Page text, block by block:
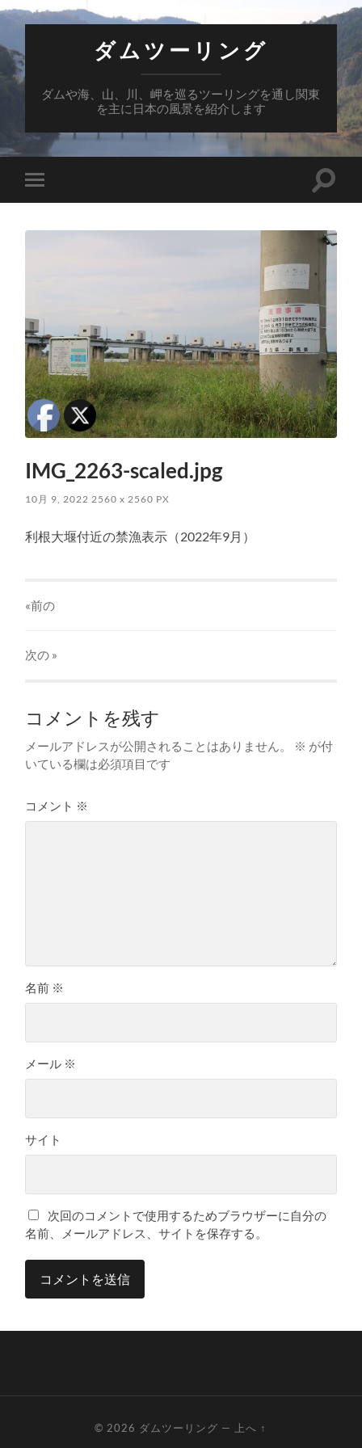
ダムツーリング
ダムや海、山、川、岬を巡るツーリングを通し関東
を主に日本の風景を紹介します
モ
バ
ル
り
替
え
る
検
ー
ル
え
る
IMG_2263-scaled.jpg
10月 9, 2022 2560x 2560 PX
利根大堰付近の禁漁表示（2022年9月）
«前の
次の »
コメントを残す
メールアドレスが公開されることはありません。 ※ が付
いている欄は必須項目です
コメント ※
名前 ※
メール ※
サイト
次回のコメントで使用するためブラウザーに自分の
名前、メールアドレス、サイトを保存する。
© 2026 ダムツーリング — 上へ ↑